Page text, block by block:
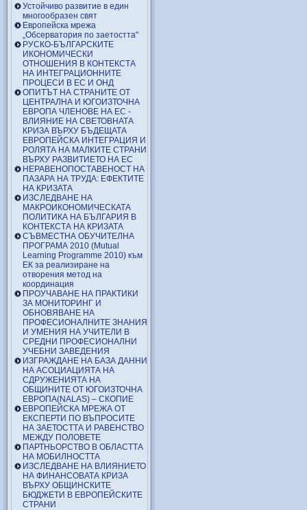
Устойчиво развитие в един
многообразен свят
Европейска мрежа
„Обсерватория по заетостта"
РУСКО-БЪЛГАРСКИТЕ
ИКОНОМИЧЕСКИ
ОТНОШЕНИЯ В КОНТЕКСТА
НА ИНТЕГРАЦИОННИТЕ
ПРОЦЕСИ В ЕС И ОНД
ОПИТЪТ НА СТРАНИТЕ ОТ
ЦЕНТРАЛНА И ЮГОИЗТОЧНА
ЕВРОПА ЧЛЕНОВЕ НА ЕС -
ВЛИЯНИЕ НА СВЕТОВНАТА
КРИЗА ВЪРХУ БЪДЕЩАТА
ЕВРОПЕЙСКА ИНТЕГРАЦИЯ И
РОЛЯТА НА МАЛКИТЕ СТРАНИ
ВЪРХУ РАЗВИТИЕТО НА ЕС
НЕРАВЕНОПОСТАВЕНОСТ НА
ПАЗАРА НА ТРУДА: ЕФЕКТИТЕ
НА КРИЗАТА
ИЗСЛЕДВАНЕ НА
МАКРОИКОНОМИЧЕСКАТА
ПОЛИТИКА НА БЪЛГАРИЯ В
КОНТЕКСТА НА КРИЗАТА
СЪВМЕСТНА ОБУЧИТЕЛНА
ПРОГРАМА 2010 (Mutual
Learning Programme 2010) към
ЕК за реализиране на
отворения метод на
координация
ПРОУЧАВАНЕ НА ПРАКТИКИ
ЗА МОНИТОРИНГ И
ОБНОВЯВАНЕ НА
ПРОФЕСИОНАЛНИТЕ ЗНАНИЯ
И УМЕНИЯ НА УЧИТЕЛИ В
СРЕДНИ ПРОФЕСИОНАЛНИ
УЧЕБНИ ЗАВЕДЕНИЯ
ИЗГРАЖДАНЕ НА БАЗА ДАННИ
НА АСОЦИАЦИЯТА НА
СДРУЖЕНИЯТА НА
ОБЩИНИТЕ ОТ ЮГОИЗТОЧНА
ЕВРОПА(NALAS) – СКОПИЕ
ЕВРОПЕЙСКА МРЕЖА ОТ
ЕКСПЕРТИ ПО ВЪПРОСИТЕ
НА ЗАЕТОСТТА И РАВЕНСТВО
МЕЖДУ ПОЛОВЕТЕ
ПАРТНЬОРСТВО В ОБЛАСТТА
НА МОБИЛНОСТТА
ИЗСЛЕДВАНЕ НА ВЛИЯНИЕТО
НА ФИНАНСОВАТА КРИЗА
ВЪРХУ ОБЩИНСКИТЕ
БЮДЖЕТИ В ЕВРОПЕЙСКИТЕ
СТРАНИ